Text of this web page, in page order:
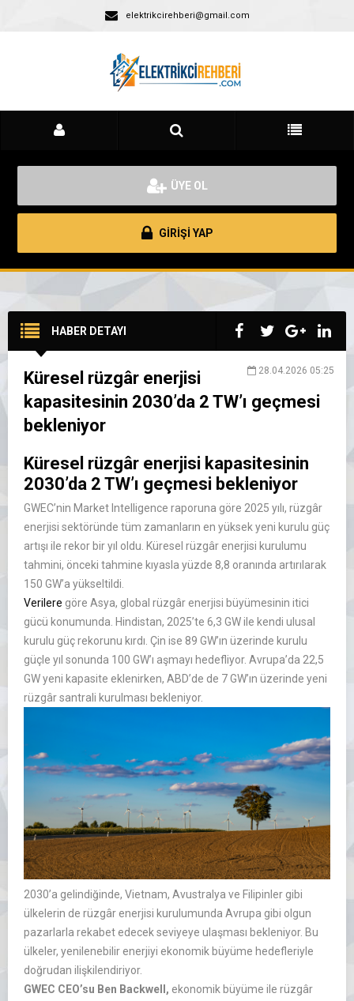
elektrikcirehberi@gmail.com
ÜYE OL
GİRİŞİ YAP
HABER DETAYI
28.04.2026 05:25
Küresel rüzgâr enerjisi
kapasitesinin 2030’da 2 TW’ı geçmesi
bekleniyor
Küresel rüzgâr enerjisi kapasitesinin
2030’da 2 TW’ı geçmesi bekleniyor
GWEC’nin Market Intelligence raporuna göre 2025 yılı, rüzgâr
enerjisi sektöründe tüm zamanların en yüksek yeni kurulu güç
artışı ile rekor bir yıl oldu. Küresel rüzgâr enerjisi kurulumu
tahmini, önceki tahmine kıyasla yüzde 8,8 oranında artırılarak
150 GW’a yükseltildi.
Verilere göre Asya, global rüzgâr enerjisi büyümesinin itici
gücü konumunda. Hindistan, 2025’te 6,3 GW ile kendi ulusal
kurulu güç rekorunu kırdı. Çin ise 89 GW’ın üzerinde kurulu
güçle yıl sonunda 100 GW’ı aşmayı hedefliyor. Avrupa’da 22,5
GW yeni kapasite eklenirken, ABD’de de 7 GW’ın üzerinde yeni
rüzgâr santrali kurulması bekleniyor.
2030’a gelindiğinde, Vietnam, Avustralya ve Filipinler gibi
ülkelerin de rüzgâr enerjisi kurulumunda Avrupa gibi olgun
pazarlarla rekabet edecek seviyeye ulaşması bekleniyor. Bu
ülkeler, yenilenebilir enerjiyi ekonomik büyüme hedefleriyle
doğrudan ilişkilendiriyor.
GWEC CEO’su Ben Backwell, ekonomik büyüme ile rüzgâr